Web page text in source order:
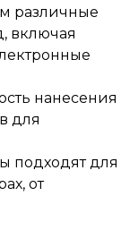
различные
включая
нанесения
для
подходят для
от